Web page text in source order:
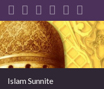
Search for:
Islam Sunnite